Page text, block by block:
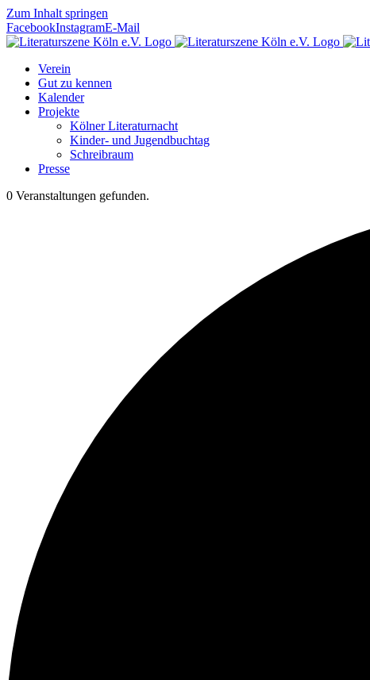
Zum Inhalt springen
FacebookInstagramE-Mail
Verein
Gut zu kennen
Kalender
Projekte
Kölner Literaturnacht
Kinder- und Jugendbuchtag
Schreibraum
Presse
0 Veranstaltungen gefunden.